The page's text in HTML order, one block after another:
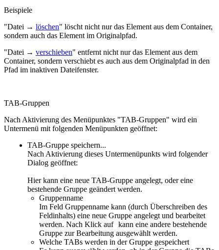
Beispiele
"Datei → löschen" löscht nicht nur das Element aus dem Container,
sondern auch das Element im Originalpfad.
"Datei → verschieben" entfernt nicht nur das Element aus dem
Container, sondern verschiebt es auch aus dem Originalpfad in den
Pfad im inaktiven Dateifenster.
TAB-Gruppen
Nach Aktivierung des Menüpunktes "TAB-Gruppen" wird ein
Untermenü mit folgenden Menüpunkten geöffnet:
TAB-Gruppe speichern...
Nach Aktivierung dieses Untermenüpunkts wird folgender
Dialog geöffnet:
Hier kann eine neue TAB-Gruppe angelegt, oder eine
bestehende Gruppe geändert werden.
Gruppenname
Im Feld Gruppenname kann (durch Überschreiben des
Feldinhalts) eine neue Gruppe angelegt und bearbeitet
werden. Nach Klick auf kann eine andere bestehende
Gruppe zur Bearbeitung ausgewählt werden.
Welche TABs werden in der Gruppe gespeichert